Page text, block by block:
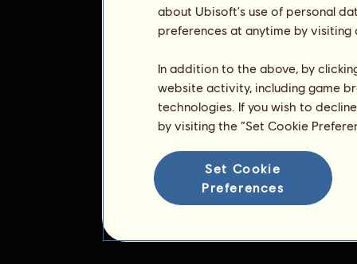
about Ubisoft's use of personal
preferences at anytime by
In addition to the above, by
website activity, including game
technologies. If you wish to
by visiting the “Set Cookie
Set Cookie
Preferences